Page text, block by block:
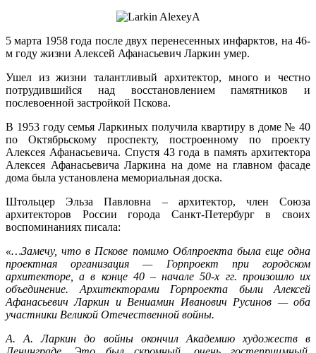
5 марта 1958 года после двух перенесенных инфарктов, на 46-
м году жизни Алексей Афанасьевич Ларкин умер.
Ушел из жизни талантливый архитектор, много и честно
потрудившийся над восстановлением памятников и
послевоенной застройкой Пскова.
В 1953 году семья Ларкиных получила квартиру в доме № 40
по Октябрьскому проспекту, построенному по проекту
Алексея Афанасьевича. Спустя 43 года в память архитектора
Алексея Афанасьевича Ларкина на доме на главном фасаде
дома была установлена мемориальная доска.
Штольцер Эльза Павловна – архитектор, член Союза
архитекторов России города Санкт-Петербург в своих
воспоминаниях писала:
«…Замечу, что в Пскове помимо Облпроекта была еще одна
проектная организация — Горпроект при городском
архитекторе, а в конце 40 – начале 50-х гг. произошло их
объединение. Архитекторами Горпроекта были Алексей
Афанасьевич Ларкин и Вениамин Иванович Русинов — оба
участники Великой Отечественной войны.
А. А. Ларкин до войны окончил Академию художеств в